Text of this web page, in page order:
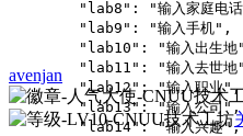
"lab8": "输入家庭电
        "lab9": "输入手机",
"lab10": "输入出生地
"lab11": "输入去世地
        "lab12": "输入职业",
        "lab13": "输入公司",
        "lab14": "输入兴趣",
avenjan